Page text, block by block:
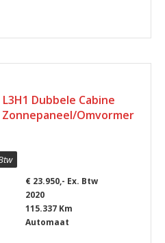
Dubbele Cabine
Omvormer
€ 23.950,- Ex. Btw
2020
115.337 Km
Automaat